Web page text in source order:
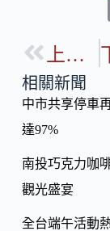
上一篇
相關新聞
中市共享停車
達97%
南投巧克力咖
觀光盛宴
全台端午活動